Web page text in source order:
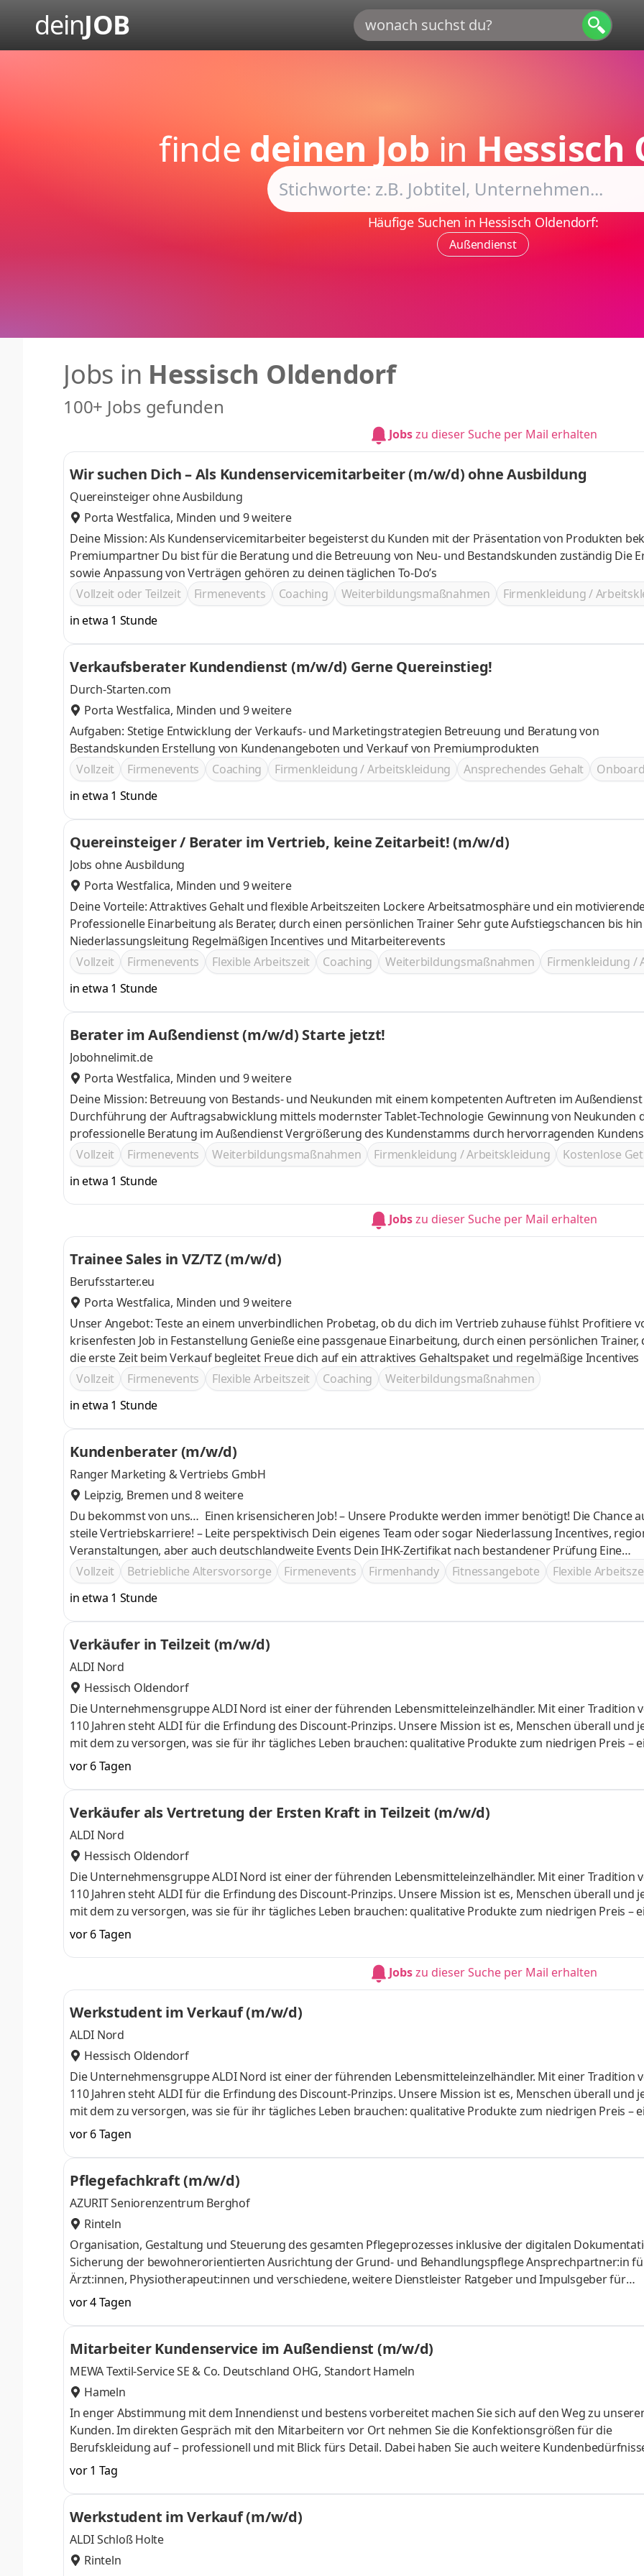
deinJOB
finde deinen Jobin
Häufige Suchen in Hessisch Oldendorf:
Außendienst
Jobs in Hessisch Oldendorf
100+ Jobs gefunden
Jobszu dieser Suche per Mail erhalten
Wir suchen Dich – Als Kundenservicemitarbeiter (m/w/d) ohne Ausbildung
Quereinsteiger ohne Ausbildung
Porta Westfalica, Minden und 9 weitere
Deine Mission: Als Kundenservicemitarbeiter begeisterst du Kunden mit der Präsentation von Produkten
Premiumpartner Du bist für die Beratung und die Betreuung von Neu- und Bestandskunden zuständig Die Erstellung
sowie Anpassung von Verträgen gehören zu deinen täglichen To-Do’s
Vollzeit oder Teilzeit
Firmenevents Coaching Weiterbildungsmaßnahmen Firmenkleidung /
in etwa 1 Stunde
Verkaufsberater Kundendienst (m/w/d) Gerne Quereinstieg!
Durch-Starten.com
Porta Westfalica, Minden und 9 weitere
Aufgaben: Stetige Entwicklung der Verkaufs- und Marketingstrategien Betreuung und Beratung von
Bestandskunden Erstellung von Kundenangeboten und Verkauf von Premiumprodukten
Vollzeit
Firmenevents Coaching Firmenkleidung / Arbeitskleidung Ansprechendes Gehalt
in etwa 1 Stunde
Quereinsteiger / Berater im Vertrieb, keine Zeitarbeit! (m/w/d)
Jobs ohne Ausbildung
Porta Westfalica, Minden und 9 weitere
Deine Vorteile: Attraktives Gehalt und flexible Arbeitszeiten Lockere Arbeitsatmosphäre und ein motivierendes Team
Professionelle Einarbeitung als Berater, durch einen persönlichen Trainer Sehr gute Aufstiegschancen bis hin zur
Niederlassungsleitung Regelmäßigen Incentives und Mitarbeiterevents
Vollzeit
Firmenevents Flexible Arbeitszeit Coaching Weiterbildungsmaßnahmen Firmenkleidung /
in etwa 1 Stunde
Berater im Außendienst (m/w/d) Starte jetzt!
Jobohnelimit.de
Porta Westfalica, Minden und 9 weitere
Deine Mission: Betreuung von Bestands- und Neukunden mit einem kompetenten Auftreten im Außendienst
Durchführung der Auftragsabwicklung mittels modernster Tablet-Technologie Gewinnung von Neukunden durch
professionelle Beratung im Außendienst Vergrößerung des Kundenstamms durch hervorragenden
Vollzeit
Firmenevents Weiterbildungsmaßnahmen Firmenkleidung / Arbeitskleidung Kostenlose
in etwa 1 Stunde
Jobszu dieser Suche per Mail erhalten
Trainee Sales in VZ/TZ (m/w/d)
Berufsstarter.eu
Porta Westfalica, Minden und 9 weitere
Unser Angebot: Teste an einem unverbindlichen Probetag, ob du dich im Vertrieb zuhause fühlst Profitiere von einem
krisenfesten Job in Festanstellung Genieße eine passgenaue Einarbeitung, durch einen persönlichen Trainer, der dich
die erste Zeit beim Verkauf begleitet Freue dich auf ein attraktives Gehaltspaket und regelmäßige Incentives
Vollzeit
Firmenevents Flexible Arbeitszeit Coaching
Weiterbildungsmaßnahmen
in etwa 1 Stunde
Kundenberater (m/w/d)
Ranger Marketing & Vertriebs GmbH
Leipzig, Bremen und 8 weitere
Du bekommst von uns… Einen krisensicheren Job! – Unsere Produkte werden immer benötigt! Die Chance auf eine
steile Vertriebskarriere! – Leite perspektivisch Dein eigenes Team oder sogar Niederlassung Incentives,
Veranstaltungen, aber auch deutschlandweite Events Dein IHK-Zertifikat nach bestandener Prüfung Eine
überdurchschnittliche Bezahlung, die Deinen Ehrgeiz im Vertrieb widerspiegelt
Vollzeit Betriebliche Altersvorsorge Firmenevents Firmenhandy Fitnessangebote Flexible
in etwa 1 Stunde
Verkäufer in Teilzeit (m/w/d)
ALDI Nord
Hessisch Oldendorf
Die Unternehmensgruppe ALDI Nord ist einer der führenden Lebensmitteleinzelhändler. Mit einer Tradition
110 Jahren steht ALDI für die Erfindung des Discount-Prinzips. Unsere Mission ist es, Menschen überall und
mit dem zu versorgen, was sie für ihr tägliches Leben brauchen: qualitative Produkte zum niedrigen Preis –
und schnell. Dazu gehört auch, das Einkaufen für unsere Kundinnen und Kunden so einfach wie möglich zu
Dafür geben wir jeden Tag unser Bestes und erfinden uns immer wieder neu. Vereintes Talent und
ist die Power, mit der wir Erfolgsgeschichte schreiben. Europaweit in 8 Ländern mit rund 5.500 Filialen und
90.000 Mitarbei
vor 6 Tagen
Verkäufer als Vertretung der Ersten Kraft in Teilzeit (m/w/d)
ALDI Nord
Hessisch Oldendorf
Die Unternehmensgruppe ALDI Nord ist einer der führenden Lebensmitteleinzelhändler. Mit einer Tradition
110 Jahren steht ALDI für die Erfindung des Discount-Prinzips. Unsere Mission ist es, Menschen überall und
mit dem zu versorgen, was sie für ihr tägliches Leben brauchen: qualitative Produkte zum niedrigen Preis –
und schnell. Dazu gehört auch, das Einkaufen für unsere Kundinnen und Kunden so einfach wie möglich zu
Dafür geben wir jeden Tag unser Bestes und erfinden uns immer wieder neu. Vereintes Talent und
ist die Power, mit der wir Erfolgsgeschichte schreiben. Europaweit in 8 Ländern mit rund 5.500 Filialen und
vor 6 Tagen
Jobszu dieser Suche per Mail erhalten
Werkstudent im Verkauf (m/w/d)
ALDI Nord
Hessisch Oldendorf
Die Unternehmensgruppe ALDI Nord ist einer der führenden Lebensmitteleinzelhändler. Mit einer Tradition
110 Jahren steht ALDI für die Erfindung des Discount-Prinzips. Unsere Mission ist es, Menschen überall und
mit dem zu versorgen, was sie für ihr tägliches Leben brauchen: qualitative Produkte zum niedrigen Preis –
und schnell. Dazu gehört auch, das Einkaufen für unsere Kundinnen und Kunden so einfach wie möglich zu
Dafür geben wir jeden Tag unser Bestes und erfinden uns immer wieder neu. Vereintes Talent und
ist die Power, mit der wir Erfolgsgeschichte schreiben. Europaweit in 8 Ländern mit rund 5.500 Filialen und
90.000 Mitarbei
vor 6 Tagen
Pflegefachkraft (m/w/d)
AZURIT Seniorenzentrum Berghof
Rinteln
Organisation, Gestaltung und Steuerung des gesamten Pflegeprozesses inklusive der digitalen
Sicherung der bewohnerorientierten Ausrichtung der Grund- und Behandlungspflege Ansprechpartner:in
Ärzt:innen, Physiotherapeut:innen und verschiedene, weitere Dienstleister Ratgeber und Impulsgeber für
Bewohner:innen und ihre Angehörigen Qualitätssicherung der pflegerischen Leistungen Verantwortlich für
und sachgerechte Umsetzung der ärztlichen Verordnungen Absolvierung der Pflichtfortbildungen und
individuellen Weiterbildungen Vertrauensvolle Zusammenarbeit mit Kolleg:innen und der
vor 4 Tagen
Mitarbeiter Kundenservice im Außendienst (m/w/d)
MEWA Textil-Service SE & Co. Deutschland OHG, Standort Hameln
Hameln
In enger Abstimmung mit dem Innendienst und bestens vorbereitet machen Sie sich auf den Weg zu
Kunden. Im direkten Gespräch mit den Mitarbeitern vor Ort nehmen Sie die Konfektionsgrößen für die
Berufskleidung auf – professionell und mit Blick fürs Detail. Dabei haben Sie auch weitere
Blick und beraten zu passenden Produkten aus unserem Dienstleistungssortiment sowie
installieren die Wäscheschränke, bereiten alles für den Start vor und führen die Erstauslieferung durch.
vor 1 Tag
Werkstudent im Verkauf (m/w/d)
ALDI Schloß Holte
Rinteln